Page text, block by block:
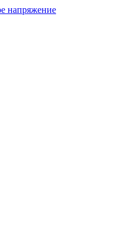
напряжение